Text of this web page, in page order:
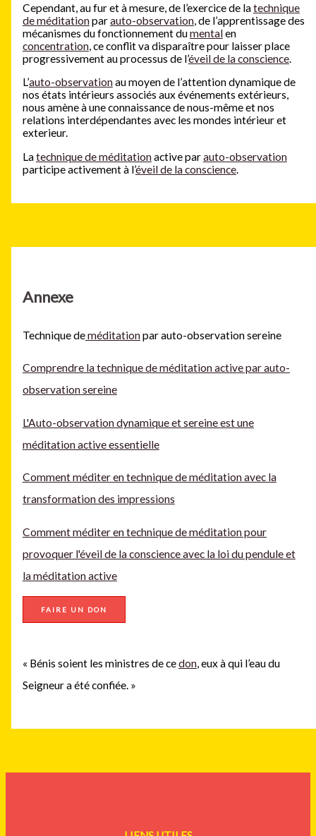
Annexe
Technique deméditationpar auto-observation sereine
Comprendre la technique de méditation active par auto-
observation sereine
L'Auto-observation dynamique et sereine est une
méditation active essentielle
Comment méditer en technique de méditation avec la
transformation des impressions
Comment méditer en technique de méditation pour
provoquer l'éveil de la conscience avec la loi du pendule et
la méditation active
FAIRE UN DON
« Bénis soient les ministres de cedon, eux à qui l’eau du
Seigneur a été confiée. »
Cependant, au fur et à mesure, de l’exercice de latechnique
de méditationparauto-observation, de l’apprentissage des
mécanismes du fonctionnement dumentalen
concentration, ce conflit va disparaître pour laisser place
progressivement au processus de l’éveil de la conscience.
L’auto-observationau moyen de l’attention dynamique de
nos états intérieurs associés aux événements extérieurs,
nous amène à une connaissance de nous-même et nos
relations interdépendantes avec les mondes intérieur et
exterieur.
Latechnique de méditationactive parauto-observation
participe activement à l’éveil de la conscience.